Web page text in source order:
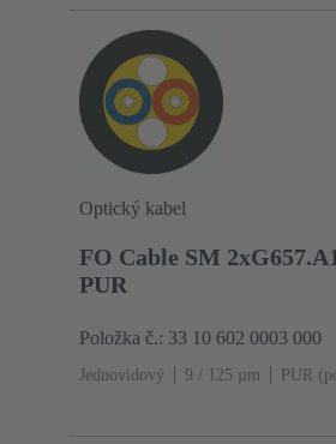
Optický kabel
FO Cable SM
PUR
Položka č.: 33 10 602 0003 000
Jednovidový 9 / 125 µm PUR